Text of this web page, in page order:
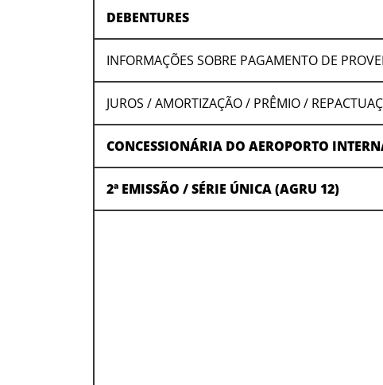
DEBENTURES
INFORMAÇÕES SOBRE PAGAMENTO DE
JUROS / AMORTIZAÇÃO / PRÊMIO /
CONCESSIONÁRIA DO AEROPORTO
2ª EMISSÃO / SÉRIE ÚNICA (AGRU 12)